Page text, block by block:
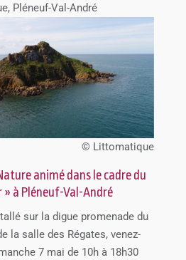
Pléneuf-Val-André
© Littomatique
animé dans le cadre du
à Pléneuf-Val-André
sur la digue promenade du
la salle des Régates, venez-
7 mai de 10h à 18h30